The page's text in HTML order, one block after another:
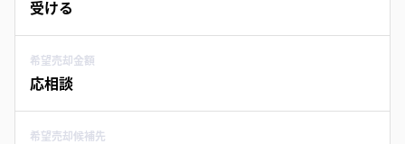
受ける
希望売却金額
応相談
希望売却候補先